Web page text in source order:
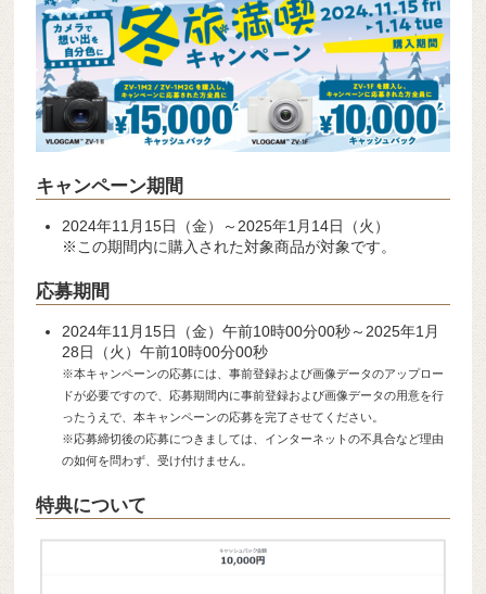
キャンペーン期間
2024年11月15日（金）～2025年1月14日（火）
※この期間内に購入された対象商品が対象です。
応募期間
2024年11月15日（金）午前10時00分00秒～2025年1月
28日（火）午前10時00分00秒
※本キャンペーンの応募には、事前登録および画像データのアップロー
ドが必要ですので、応募期間内に事前登録および画像データの用意を行
ったうえで、本キャンペーンの応募を完了させてください。
※応募締切後の応募につきましては、インターネットの不具合など理由
の如何を問わず、受け付けません。
特典について